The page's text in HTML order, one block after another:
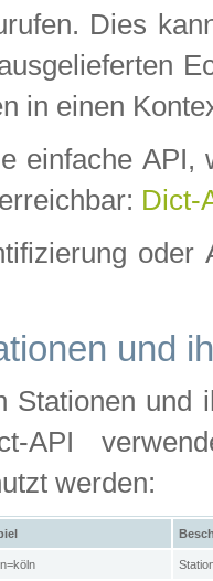
Dies
in einen
einfache API,
Dict-
und
Stationen und
API
werden: